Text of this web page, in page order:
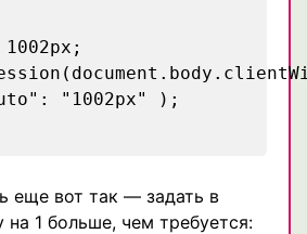
"1002px" );
еще вот так — задать в
1 больше, чем требуется: